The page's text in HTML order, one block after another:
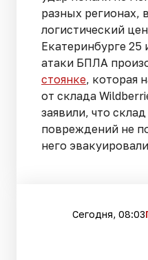
разных регионах,
логистический
Екатеринбурге 25
атаки БПЛА
стоянке, которая
от склада
заявили, что
повреждений не
него
Сегодня, 08:03